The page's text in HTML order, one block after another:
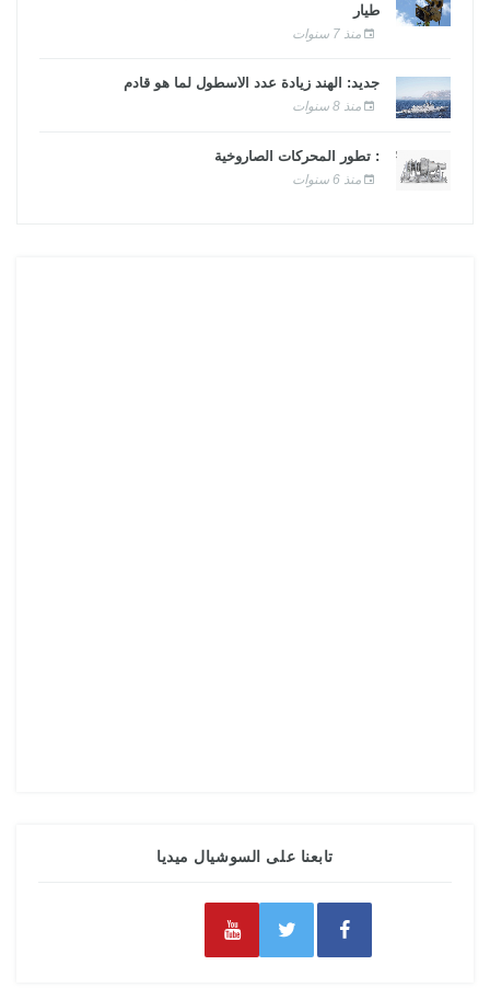
طيار
منذ 7 سنوات
جديد: الهند زيادة عدد الأسطول لما هو قادم
منذ 8 سنوات
: تطور المحركات الصاروخية
منذ 6 سنوات
تابعنا على السوشيال ميديا